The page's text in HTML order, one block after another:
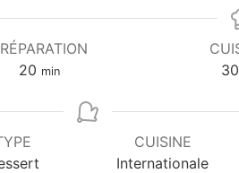
20 m
n
t
min
30
CUISINE
Internationale